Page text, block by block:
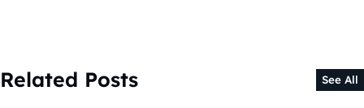
Related Posts See All